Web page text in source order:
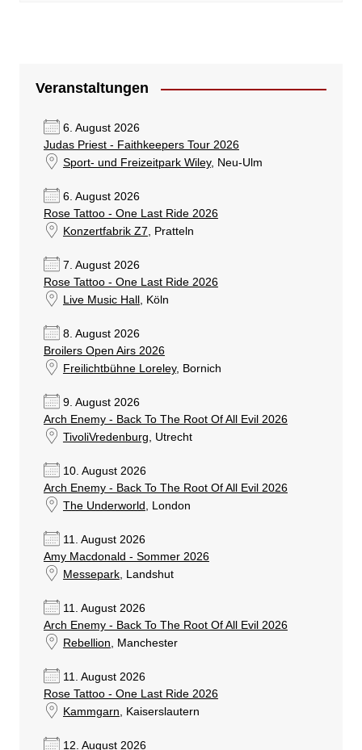
Veranstaltungen
6. August 2026
Judas Priest - Faithkeepers Tour 2026
Sport- und Freizeitpark Wiley, Neu-Ulm
6. August 2026
Rose Tattoo - One Last Ride 2026
Konzertfabrik Z7, Pratteln
7. August 2026
Rose Tattoo - One Last Ride 2026
Live Music Hall , Köln
8. August 2026
Broilers Open Airs 2026
Freilichtbühne Loreley, Bornich
9. August 2026
Arch Enemy - Back To The Root Of All Evil 2026
TivoliVredenburg, Utrecht
10. August 2026
Arch Enemy - Back To The Root Of All Evil 2026
The Underworld , London
11. August 2026
Amy Macdonald - Sommer 2026
Messepark, Landshut
11. August 2026
Arch Enemy - Back To The Root Of All Evil 2026
Rebellion, Manchester
11. August 2026
Rose Tattoo - One Last Ride 2026
Kammgarn, Kaiserslautern
12. August 2026